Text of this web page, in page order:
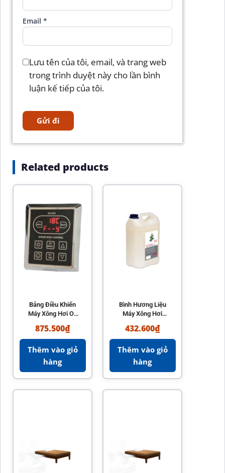
Email *
Lưu tên của tôi, email, và trang web
trong trình duyệt này cho lần bình
luận kế tiếp của tôi.
Related products
Bảng Điều Khiển
Máy Xông Hơi OL
875.500₫
Thêm vào giỏ
hàng
Bình Hương Liệu
Máy Xông Hơi
432.600₫
Thêm vào giỏ
hàng